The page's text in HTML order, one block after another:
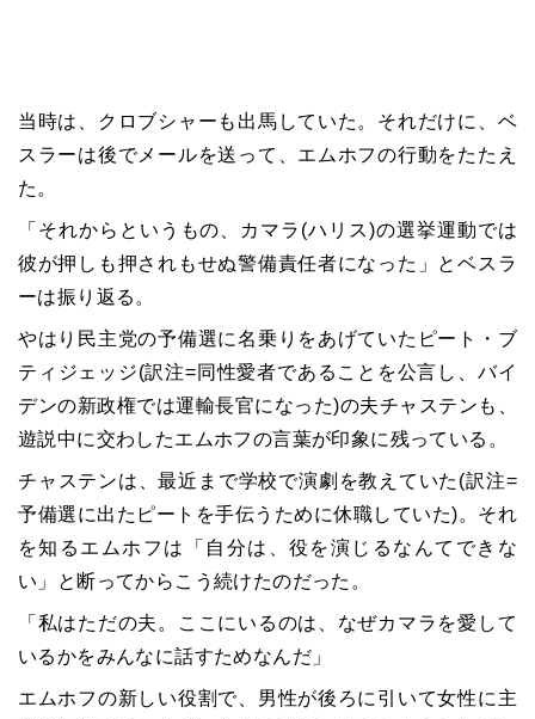
当時は、クロブシャーも出馬していた。それだけに、ベ
スラーは後でメールを送って、エムホフの行動をたたえ
た。
「それからというもの、カマラ(ハリス)の選挙運動では
彼が押しも押されもせぬ警備責任者になった」とベスラ
ーは振り返る。
やはり民主党の予備選に名乗りをあげていたピート・ブ
ティジェッジ(訳注=同性愛者であることを公言し、バイ
デンの新政権では運輸長官になった)の夫チャステンも、
遊説中に交わしたエムホフの言葉が印象に残っている。
チャステンは、最近まで学校で演劇を教えていた(訳注=
予備選に出たピートを手伝うために休職していた)。それ
を知るエムホフは「自分は、役を演じるなんてできな
い」と断ってからこう続けたのだった。
「私はただの夫。ここにいるのは、なぜカマラを愛して
いるかをみんなに話すためなんだ」
エムホフの新しい役割で、男性が後ろに引いて女性に主